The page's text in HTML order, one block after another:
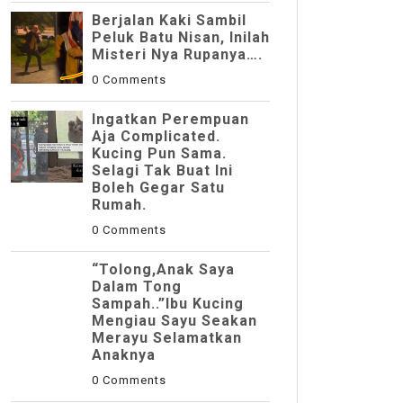
Berjalan Kaki Sambil
Peluk Batu Nisan, Inilah
Misteri Nya Rupanya….
0 Comments
Ingatkan Perempuan
Aja Complicated.
Kucing Pun Sama.
Selagi Tak Buat Ini
Boleh Gegar Satu
Rumah.
0 Comments
“Tolong,Anak Saya
Dalam Tong
Sampah..”Ibu Kucing
Mengiau Sayu Seakan
Merayu Selamatkan
Anaknya
0 Comments